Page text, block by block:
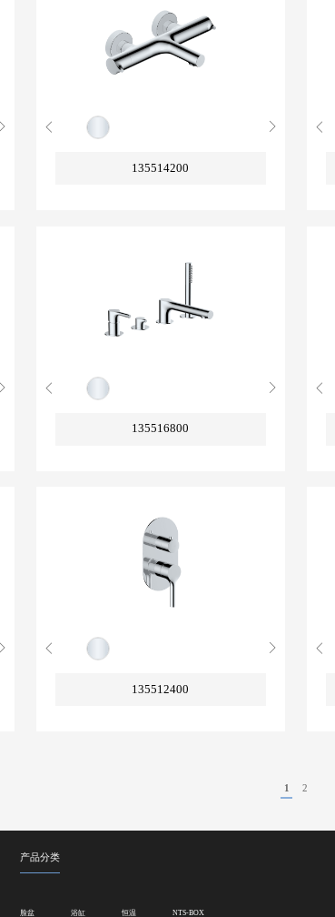
135514200
135516800
135512400
1 2
产品分类
脸盆
浴缸 恒温 NTS-BOX